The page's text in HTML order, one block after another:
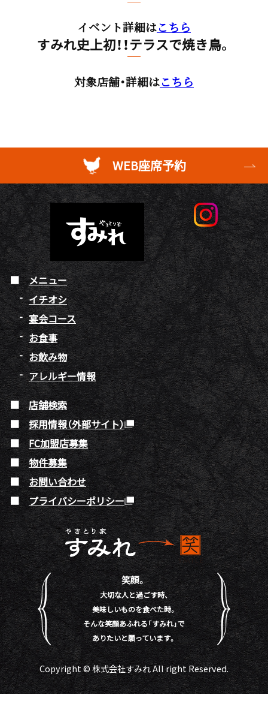
イベント詳細はこちら
すみれ史上初！！テラスで焼き鳥。
対象店舗・詳細はこちら
WEB座席予約
メニュー
イチオシ
宴会コース
お食事
お飲み物
アレルギー情報
店舗検索
採用情報（外部サイト）
FC加盟店募集
物件募集
お問い合わせ
プライバシーポリシー
笑顔。
大切な人と過ごす時、
美味しいものを食べた時。
そんな笑顔あふれる「すみれ」で
ありたいと願っています。
Copyright © 株式会社すみれ All right Reserved.